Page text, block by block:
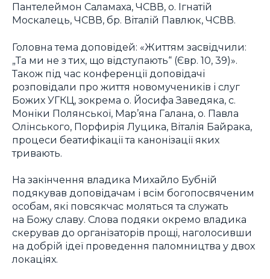
Пантелеймон Саламаха, ЧСВВ, о. Ігнатій
Москалець, ЧСВВ, бр. Віталій Павлюк, ЧСВВ.
Головна тема доповідей: «Життям засвідчили:
„Та ми не з тих, що відступають“ (Євр. 10, 39)».
Також під час конференції доповідачі
розповідали про життя новомучеників і слуг
Божих УГКЦ, зокрема о. Йосифа Заведяка, с.
Моніки Полянської, Мар’яна Галана, о. Павла
Олінського, Порфирія Луцика, Віталія Байрака,
процеси беатифікації та канонізації яких
тривають.
На закінчення владика Михайло Бубній
подякував доповідачам і всім богопосвяченим
особам, які повсякчас моляться та служать
на Божу славу. Слова подяки окремо владика
скерував до організаторів прощі, наголосивши
на добрій ідеї проведення паломництва у двох
локаціях.